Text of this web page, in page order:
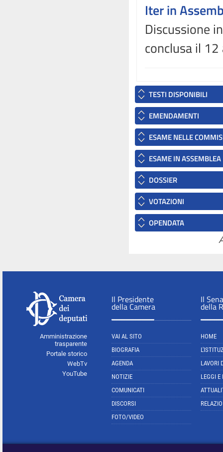
Iter in
Discussione
conclusa il
TESTI DISPONIBILI
EMENDAMENTI
ESAME NELLE
ESAME IN ASSEMBLEA
DOSSIER
VOTAZIONI
OPENDATA
Amministrazione
trasparente
Portale storico
WebTv
YouTube
Il Presidente
della Camera
VAI AL SITO
BIOGRAFIA
AGENDA
NOTIZIE
COMUNICATI
DISCORSI
FOTO/VIDEO
Il
della
HOME
LAVORI
LEGGI E